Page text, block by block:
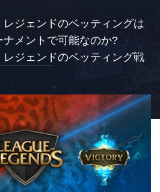
レジェンドのベッティングは
ナメントで可能なのか?
レジェンドのベッティング戦